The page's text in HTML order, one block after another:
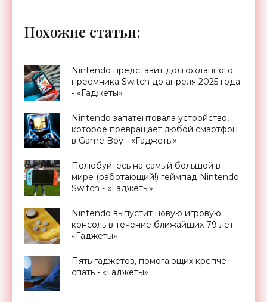
Похожие статьи:
Nintendo представит долгожданного
преемника Switch до апреля 2025 года
- «Гаджеты»
Nintendo запатентовала устройство,
которое превращает любой смартфон
в Game Boy - «Гаджеты»
Полюбуйтесь на самый большой в
мире (работающий!) геймпад Nintendo
Switch - «Гаджеты»
Nintendo выпустит новую игровую
консоль в течение ближайших 79 лет -
«Гаджеты»
Пять гаджетов, помогающих крепче
спать - «Гаджеты»